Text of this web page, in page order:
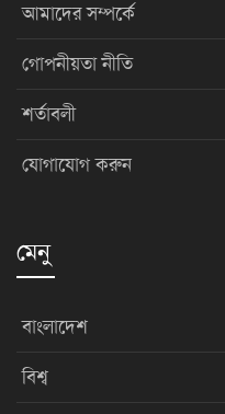
আমাদের সম্পর্কে
গোপনীয়তা নীতি
শর্তাবলী
যোগাযোগ করুন
মেনু
বাংলাদেশ
বিশ্ব